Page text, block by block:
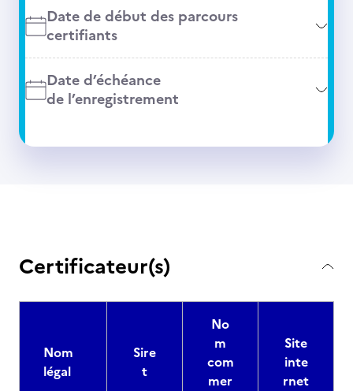
Date de début des parcours
certifiants
Date d’échéance
de l’enregistrement
Certificateur(s)
Nom
légal
Sire
t
No
m
com
mer
Site
inte
rnet